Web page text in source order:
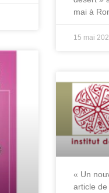
mai à
15 mai
« Un
article de